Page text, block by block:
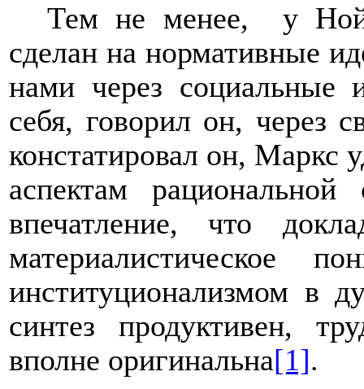
Тем не менее,
у
сделан на нормативные
нами через социальные
себя, говорил он, через
констатировал он, Маркс
аспектам
впечатление, что
материалистическое
институционализмом в
синтез продуктивен,
вполне оригинальна[1].